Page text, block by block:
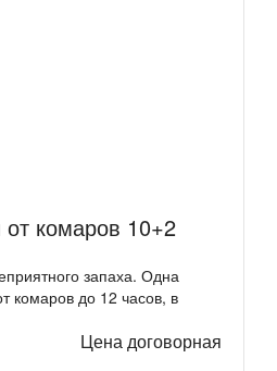
комаров 10+2
запаха. Одна
комаров до 12 часов, в
Цена договорная